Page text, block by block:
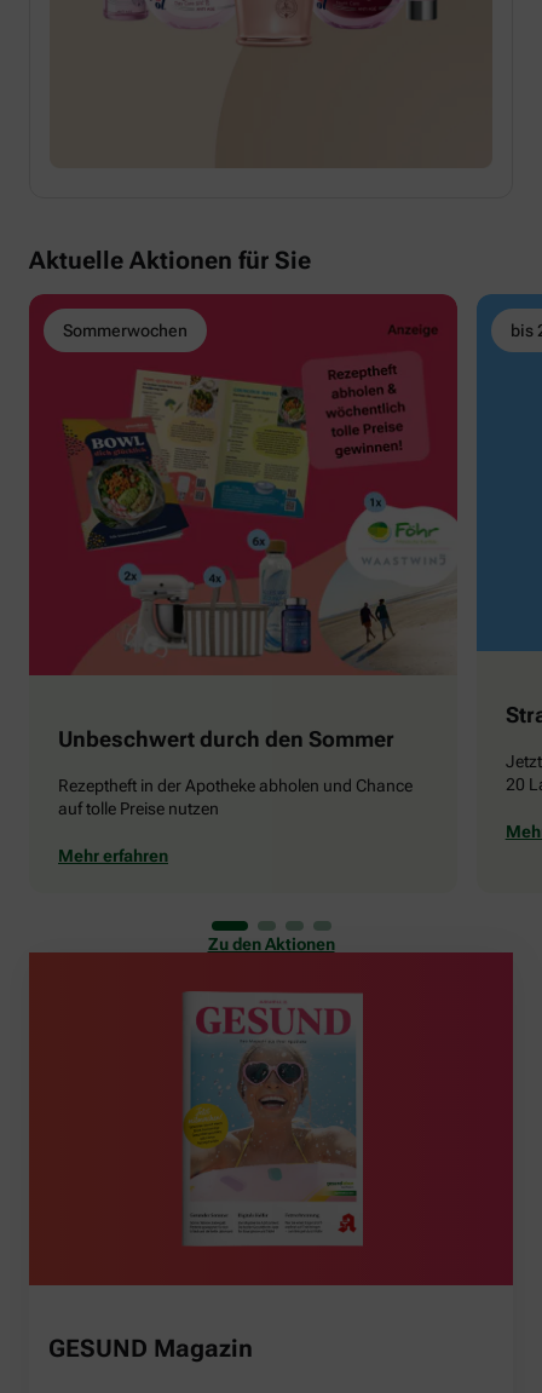
Aktuelle Aktionen für Sie
Sommerwochen
Unbeschwert durch den Sommer
Rezeptheft in der Apotheke abholen und Chance
auf tolle Preise nutzen
Mehr erfahren
bis
20
Zu den Aktionen
GESUND Magazin